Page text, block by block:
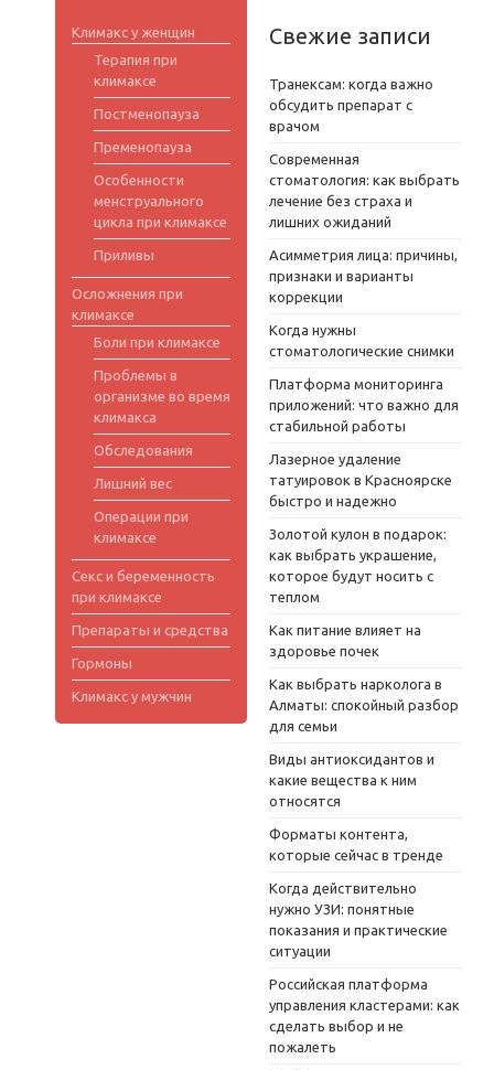
Климакс у женщин
Терапия при
климаксе
Постменопауза
Пременопауза
Особенности
менструального
цикла при климаксе
Приливы
Осложнения при
климаксе
Боли при климаксе
Проблемы в
организме во время
климакса
Обследования
Лишний вес
Операции при
климаксе
Секс и беременность
при климаксе
Препараты и средства
Гормоны
Климакс у мужчин
Свежие записи
Транексам: когда важно
обсудить препарат с
врачом
Современная
стоматология: как выбрать
лечение без страха и
лишних ожиданий
Асимметрия лица: причины,
признаки и варианты
коррекции
Когда нужны
стоматологические снимки
Платформа мониторинга
приложений: что важно для
стабильной работы
Лазерное удаление
татуировок в Красноярске
быстро и надежно
Золотой кулон в подарок:
как выбрать украшение,
которое будут носить с
теплом
Как питание влияет на
здоровье почек
Как выбрать нарколога в
Алматы: спокойный разбор
для семьи
Виды антиоксидантов и
какие вещества к ним
относятся
Форматы контента,
которые сейчас в тренде
Когда действительно
нужно УЗИ: понятные
показания и практические
ситуации
Российская платформа
управления кластерами: как
сделать выбор и не
пожалеть